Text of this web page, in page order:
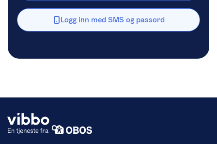
Logg inn med SMS og passord